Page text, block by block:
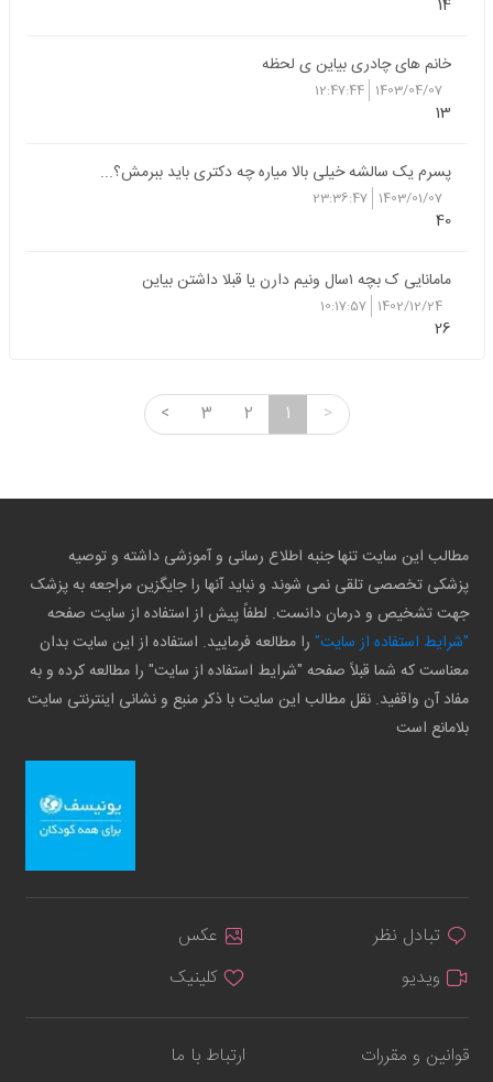
14
خانم های چادری بیاین ی لحظه
1403/04/07
12:47:44
13
پسرم یک سالشه خیلی بالا میاره چه دکتری باید ببرمش؟...
1403/01/07
23:36:47
40
مامانایی ک بچه ۱سال ونیم دارن یا قبلا داشتن بیاین
1402/12/24
10:17:57
26
>
1
2
3
<
مطالب این سایت تنها جنبه اطلاع رسانی و آموزشی داشته و توصیه
پزشکی تخصصی تلقی نمی شوند و نباید آنها را جایگزین مراجعه به پزشک
جهت تشخیص و درمان دانست. لطفاً پیش از استفاده از سایت صفحه
"شرایط استفاده از سایت" را مطالعه فرمایید. استفاده از این سایت بدان
معناست که شما قبلاً صفحه "شرایط استفاده از سایت" را مطالعه کرده و به
مفاد آن واقفید. نقل مطالب این سایت با ذکر منبع و نشانی اینترنتی سایت
بلامانع است
تبادل نظر
عکس
ویدیو
کلینیک
قوانین و مقررات ارتباط با ما